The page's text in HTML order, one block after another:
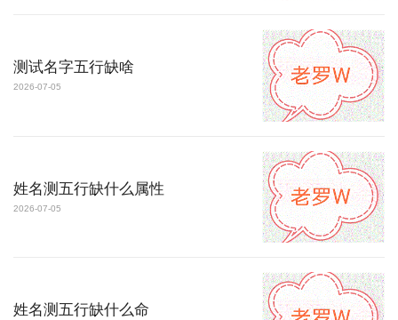
测试名字五行缺啥
2026-07-05
姓名测五行缺什么属性
2026-07-05
姓名测五行缺什么命